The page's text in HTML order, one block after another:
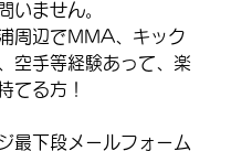
いません。
周辺でMMA、キック
空手等経験あって、楽
てる方！
最下段メールフォーム